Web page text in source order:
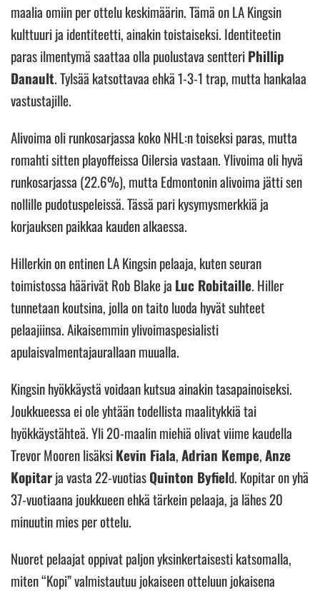
maalia omiin per ottelu keskimäärin. Tämä on LA Kingsin
kulttuuri ja identiteetti, ainakin toistaiseksi. Identiteetin
paras ilmentymä saattaa olla puolustava sentteriPhillip
Danault. Tylsää katsottavaa ehkä 1-3-1 trap, mutta hankalaa
vastustajille.
Alivoima oli runkosarjassa koko NHL:n toiseksi paras, mutta
romahti sitten playoffeissa Oilersia vastaan. Ylivoima oli hyvä
runkosarjassa (22.6%), mutta Edmontonin alivoima jätti sen
nollille pudotuspeleissä. Tässä pari kysymysmerkkiä ja
korjauksen paikkaa kauden alkaessa.
Hillerkin on entinen LA Kingsin pelaaja, kuten seuran
toimistossa häärivät Rob Blake ja Luc Robitaille. Hiller
tunnetaan koutsina, jolla on taito luoda hyvät suhteet
pelaajiinsa. Aikaisemmin ylivoimaspesialisti
apulaisvalmentajaurallaan muualla.
Kingsin hyökkäystä voidaan kutsua ainakin tasapainoiseksi.
Joukkueessa ei ole yhtään todellista maalitykkiä tai
hyökkäystähteä. Yli 20-maalin miehiä olivat viime kaudella
Trevor Mooren lisäksiKevin Fiala,Adrian Kempe,Anze
Kopitarja vasta 22-vuotiasQuinton Byfield. Kopitar on yhä
37-vuotiaana joukkueen ehkä tärkein pelaaja, ja lähes 20
minuutin mies per ottelu.
Nuoret pelaajat oppivat paljon yksinkertaisesti katsomalla,
miten “Kopi” valmistautuu jokaiseen otteluun jokaisena